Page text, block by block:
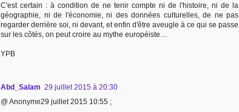
C'est certain : à condition de ne tenir compte ni de l'histoire, ni de la
géographie, ni de l'économie, ni des données culturelles, de ne pas
regarder derrière soi, ni devant, et enfin d'être aveugle à ce qui se passe
sur les côtés, on peut croire au mythe européiste…
YPB
Abd_Salam 29 juillet 2015 à 20:30
@ Anonyme29 juillet 2015 10:55 ;